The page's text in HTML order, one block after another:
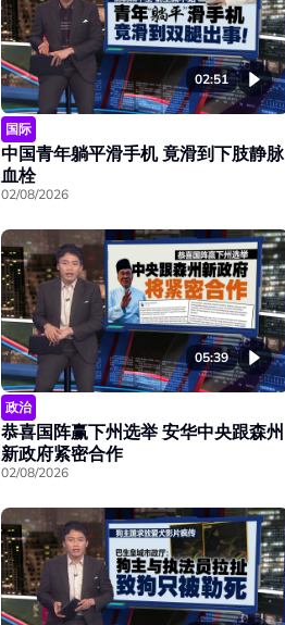
02:51
国际
中国青年躺平滑手机 竟滑到下肢静脉
血栓
02/08/2026
05:39
政治
恭喜国阵赢下州选举 安华中央跟森州
新政府紧密合作
02/08/2026